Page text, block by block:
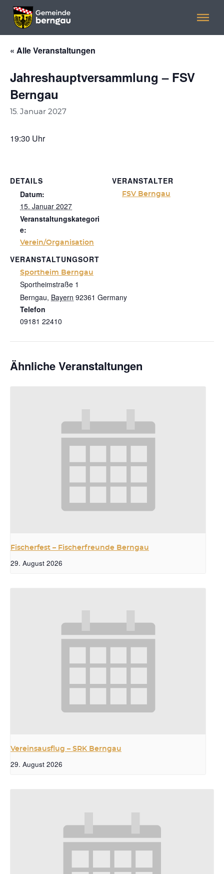
Menü überspringen
Menü überspringen
« Alle Veranstaltungen
Jahreshauptversammlung – FSV
Berngau
15. Januar 2027
19:30 Uhr
DETAILS
Datum:
15. Januar 2027
Veranstaltungskategori
e:
Verein/Organisation
VERANSTALTUNGSORT
Sportheim Berngau
Sportheimstraße 1
Berngau, Bayern 92361 Germany
Telefon
09181 22410
VERANSTALTER
FSV Berngau
Ähnliche Veranstaltungen
Fischerfest – Fischerfreunde Berngau
29. August 2026
Vereinsausflug – SRK Berngau
29. August 2026